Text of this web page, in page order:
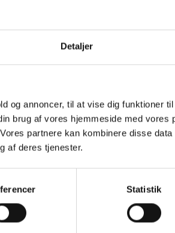
Detaljer
og annoncer, til at vise dig funktioner
brug af vores hjemmeside med vores
partnere kan kombinere disse
af deres tjenester.
Statistik
områder, som har betydning for
om at få en højere grundløn,
om at få mere fleksibilitet mellem
Ønsk f.eks. om at få flere
Ønsk f.eks. om at få bedre
f.eks. om at få bedre rettigheder,